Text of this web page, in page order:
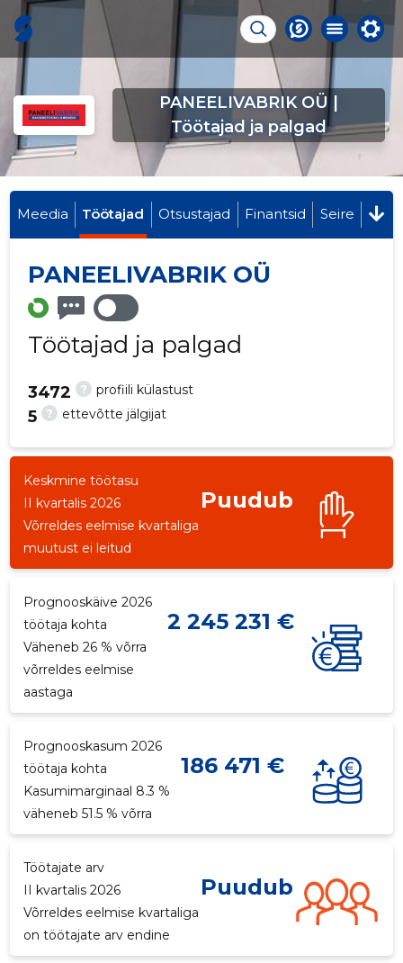
PANEELIVABRIK OÜ |
Töötajad ja palgad
Meedia Töötajad Otsustajad Finantsid Seire
PANEELIVABRIK OÜ
Töötajad ja palgad
? profiili külastust
3472
? ettevõtte jälgijat
5
Keskmine töötasu
II kvartalis 2026
Puudub
Võrreldes eelmise kvartaliga
muutust ei leitud
Prognooskäive 2026
töötaja kohta
2 245 231 €
Väheneb 26 % võrra
võrreldes eelmise
aastaga
Prognooskasum 2026
töötaja kohta
186 471 €
Kasumimarginaal 8.3 %
väheneb 51.5 % võrra
Töötajate arv
II kvartalis 2026
Puudub
Võrreldes eelmise kvartaliga
on töötajate arv endine